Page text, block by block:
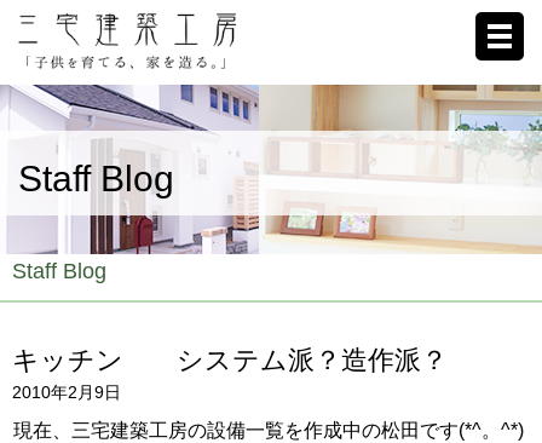
ホーム
家への想い
施工例
ブログ
リクルート
お客様の声
Staff Blog
Staff Blog
キッチン システム派？造作派？
2010年2月9日
現在、三宅建築工房の設備一覧を作成中の松田です(*^。^*)